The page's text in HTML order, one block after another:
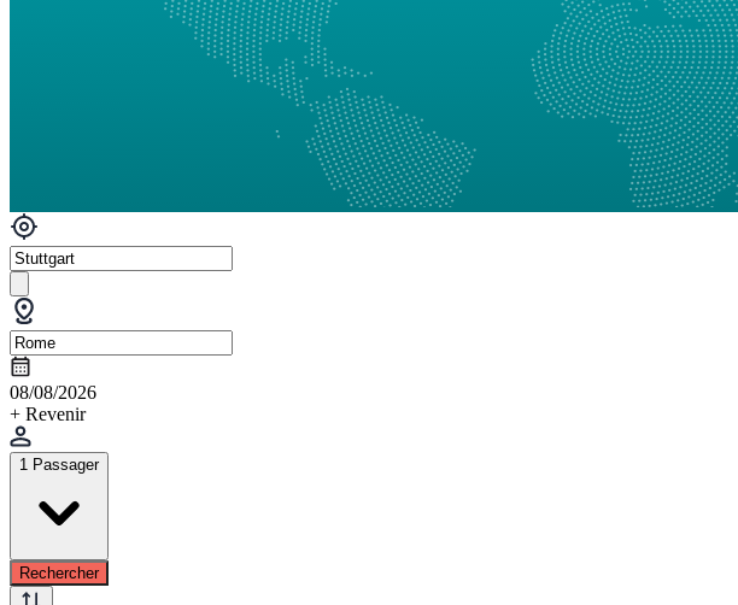
08/08/2026
+ Revenir
1 Passager
Rechercher